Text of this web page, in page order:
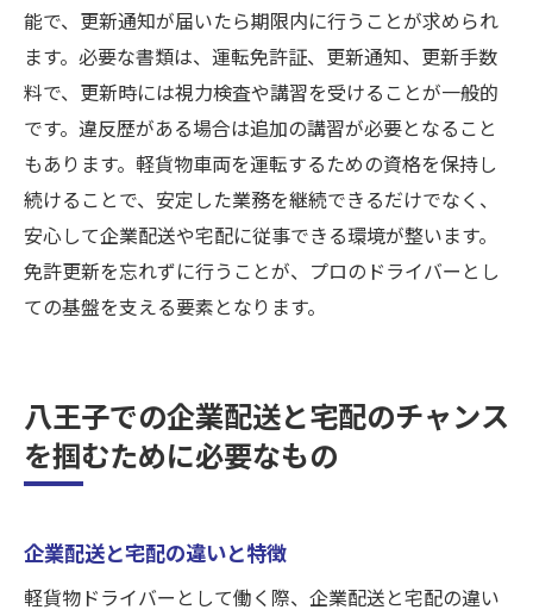
能で、更新通知が届いたら期限内に行うことが求められ
ます。必要な書類は、運転免許証、更新通知、更新手数
料で、更新時には視力検査や講習を受けることが一般的
です。違反歴がある場合は追加の講習が必要となること
もあります。軽貨物車両を運転するための資格を保持し
続けることで、安定した業務を継続できるだけでなく、
安心して企業配送や宅配に従事できる環境が整います。
免許更新を忘れずに行うことが、プロのドライバーとし
ての基盤を支える要素となります。
八王子での企業配送と宅配のチャンス
を掴むために必要なもの
企業配送と宅配の違いと特徴
軽貨物ドライバーとして働く際、企業配送と宅配の違い